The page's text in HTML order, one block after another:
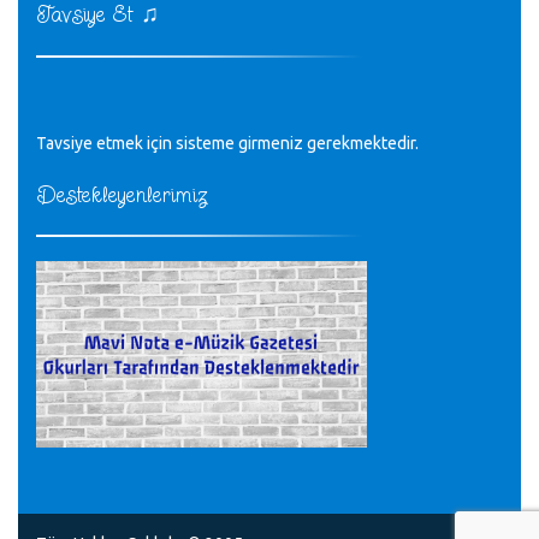
CÜNEYT BALKIZ - 15.11.2022
Tavsiye Et ♫
Tavsiye etmek için sisteme girmeniz gerekmektedir.
Destekleyenlerimiz